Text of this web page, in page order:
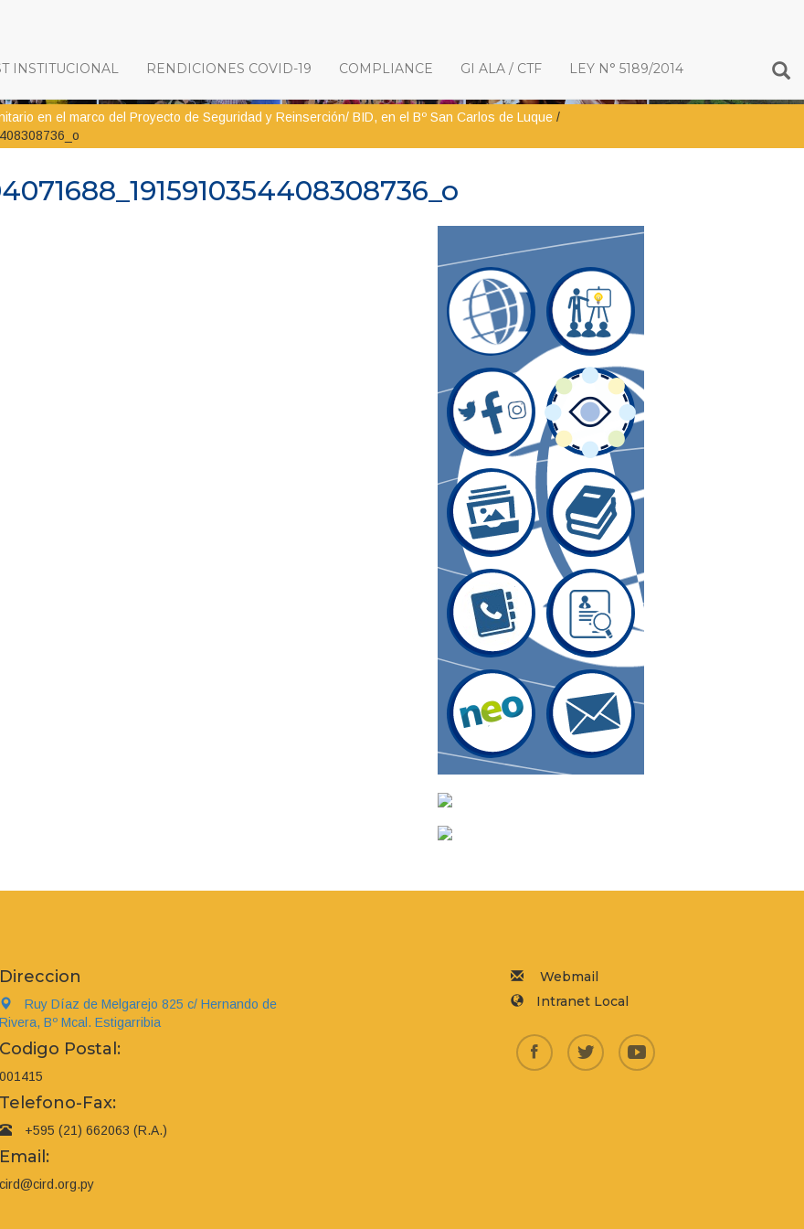
INSTITUCIONAL RENDICIONES COVID-19 COMPLIANCE GI ALA / CTF LEY N° 5189/2014
en el marco del Proyecto de Seguridad y Reinserción/ BID, en el Bº San Carlos de Luque /
Direccion
Ruy Díaz de Melgarejo 825 c/ Hernando de
Rivera, Bº Mcal. Estigarribia
Codigo Postal:
001415
Telefono-Fax:
+595 (21) 662063 (R.A.)
Email:
cird@cird.org.py
Webmail
Intranet Local